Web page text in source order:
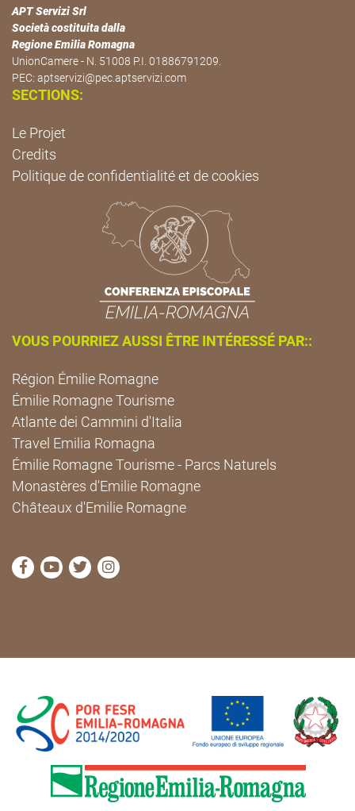
APT Servizi Srl
Società costituita dalla
Regione Emilia Romagna
UnionCamere - N. 51008 P.I. 01886791209.
PEC: aptservizi@pec.aptservizi.com
SECTIONS:
Le Projet
Credits
Politique de confidentialité et de cookies
VOUS POURRIEZ AUSSI ÊTRE INTÉRESSÉ PAR::
Région Émilie Romagne
Émilie Romagne Tourisme
Atlante dei Cammini d'Italia
Travel Emilia Romagna
Émilie Romagne Tourisme - Parcs Naturels
Monastères d'Emilie Romagne
Châteaux d'Emilie Romagne
Visitez la page Facebook de Cammini Emilia-
Visitez la page YouTube de Cammini Emilia-
Visitez la page Twitter de Cammini Emilia-
Visitez la page Instagram de Cammini